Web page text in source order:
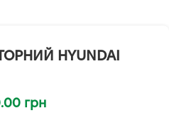
HYUNDAI
грн